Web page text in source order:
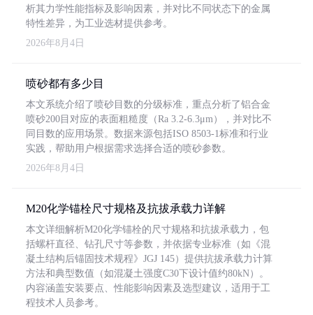
析其力学性能指标及影响因素，并对比不同状态下的金属
特性差异，为工业选材提供参考。
2026年8月4日
喷砂都有多少目
本文系统介绍了喷砂目数的分级标准，重点分析了铝合金
喷砂200目对应的表面粗糙度（Ra 3.2-6.3μm），并对比不
同目数的应用场景。数据来源包括ISO 8503-1标准和行业
实践，帮助用户根据需求选择合适的喷砂参数。
2026年8月4日
M20化学锚栓尺寸规格及抗拔承载力详解
本文详细解析M20化学锚栓的尺寸规格和抗拔承载力，包
括螺杆直径、钻孔尺寸等参数，并依据专业标准（如《混
凝土结构后锚固技术规程》JGJ 145）提供抗拔承载力计算
方法和典型数值（如混凝土强度C30下设计值约80kN）。
内容涵盖安装要点、性能影响因素及选型建议，适用于工
程技术人员参考。